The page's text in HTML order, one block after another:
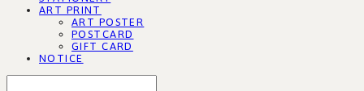
ART PRINT
ART POSTER
POSTCARD
GIFT CARD
NOTICE